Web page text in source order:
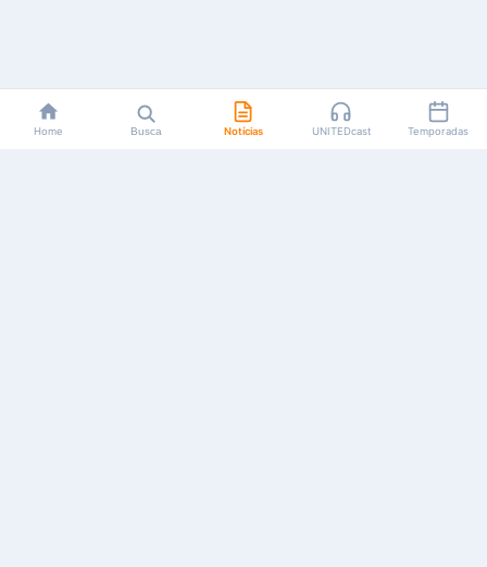
Home Busca Notícias UNITEDcast Temporadas